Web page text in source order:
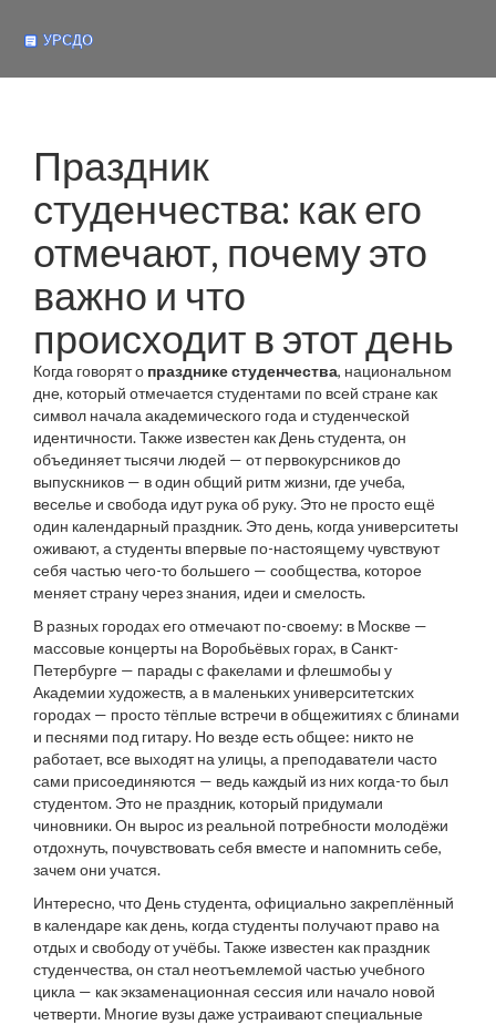
Праздник
студенчества: как его
отмечают, почему это
важно и что
происходит в этот день
Когда говорят о празднике студенчества, национальном
дне, который отмечается студентами по всей стране как
символ начала академического года и студенческой
идентичности. Также известен как День студента, он
объединяет тысячи людей — от первокурсников до
выпускников — в один общий ритм жизни, где учеба,
веселье и свобода идут рука об руку. Это не просто ещё
один календарный праздник. Это день, когда университеты
оживают, а студенты впервые по-настоящему чувствуют
себя частью чего-то большего — сообщества, которое
меняет страну через знания, идеи и смелость.
В разных городах его отмечают по-своему: в Москве —
массовые концерты на Воробьёвых горах, в Санкт-
Петербурге — парады с факелами и флешмобы у
Академии художеств, а в маленьких университетских
городах — просто тёплые встречи в общежитиях с блинами
и песнями под гитару. Но везде есть общее: никто не
работает, все выходят на улицы, а преподаватели часто
сами присоединяются — ведь каждый из них когда-то был
студентом. Это не праздник, который придумали
чиновники. Он вырос из реальной потребности молодёжи
отдохнуть, почувствовать себя вместе и напомнить себе,
зачем они учатся.
Интересно, что День студента, официально закреплённый
в календаре как день, когда студенты получают право на
отдых и свободу от учёбы. Также известен как праздник
студенчества, он стал неотъемлемой частью учебного
цикла — как экзаменационная сессия или начало новой
четверти. Многие вузы даже устраивают специальные